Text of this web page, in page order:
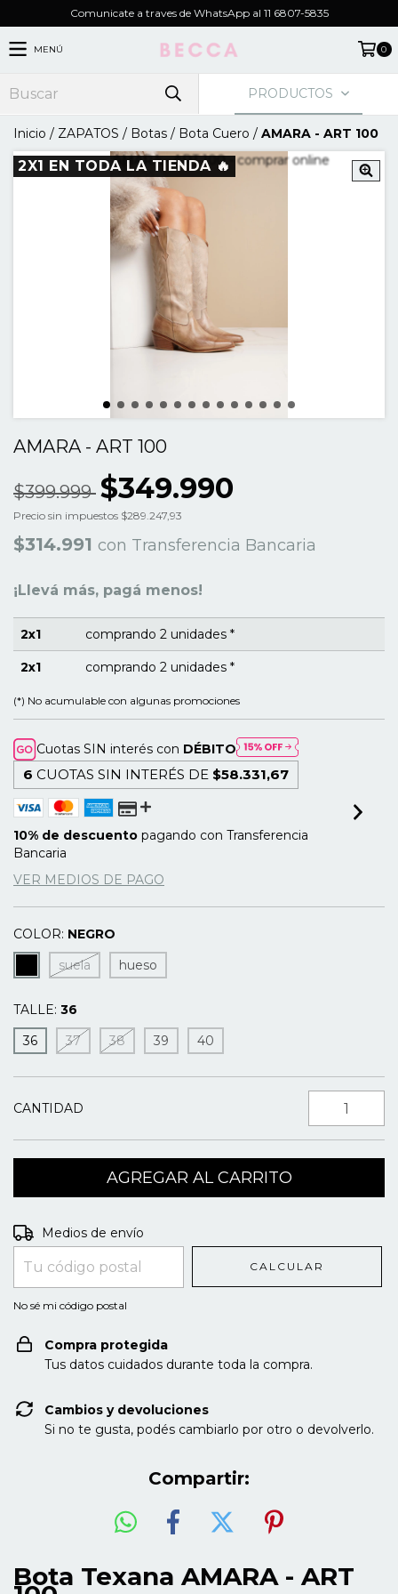
Comunicate a traves de WhatsApp al 11 6807-5835
MENÚ 0
PRODUCTOS
Inicio / ZAPATOS / Botas / Bota Cuero / AMARA - ART 100
2X1 EN TODA LA TIENDA 🔥
AMARA - ART 100
$399.999 $349.990
Precio sin impuestos $289.247,93
$314.991 con Transferencia Bancaria
¡Llevá más, pagá menos!
2x1 comprando 2 unidades *
2x1 comprando 2 unidades *
(*) No acumulable con algunas promociones
Cuotas SIN interés con DÉBITO
6 CUOTAS SIN INTERÉS DE $58.331,67
10% de descuento pagando con Transferencia
Bancaria
VER MEDIOS DE PAGO
COLOR: NEGRO
suela
hueso
TALLE: 36
36
37 38 39 40
CANTIDAD
Entregas para el CP:
Medios de envío
CALCULAR
No sé mi código postal
Compra protegida
Tus datos cuidados durante toda la compra.
Cambios y devoluciones
Si no te gusta, podés cambiarlo por otro o devolverlo.
Compartir:
Bota Texana AMARA - ART